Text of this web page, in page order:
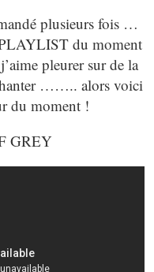
plusieurs fois …
du moment
pleurer sur de la
…….. alors voici
du moment !
GREY